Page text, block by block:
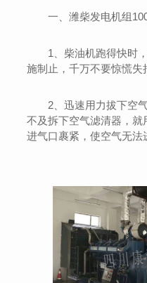
一、潍柴发电机组
1、柴油机跑得快时
施制止，千万不要惊慌失
2、迅速用力拔下空
不及拆下空气滤清器，
进气口裹紧，使空气无法